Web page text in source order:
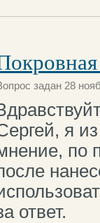
задан 28
я
по
ответ.